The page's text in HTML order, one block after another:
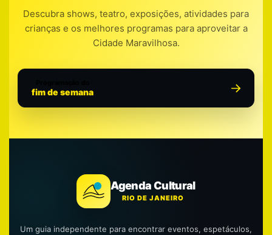
Descubra shows, teatro, exposições, atividades para
crianças e os melhores programas para aproveitar a
Cidade Maravilhosa.
fim de semana
Agenda Cultural
RIO DE JANEIRO
Um guia independente para encontrar eventos, espetáculos,